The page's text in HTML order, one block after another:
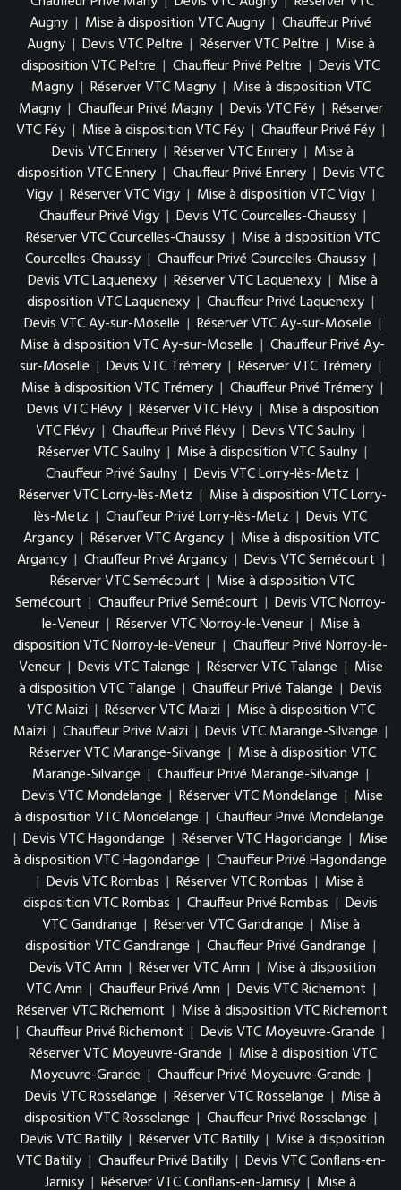
Augny | Mise à disposition VTC Augny | Chauffeur Privé
Augny | Devis VTC Peltre | Réserver VTC Peltre | Mise à
disposition VTC Peltre | Chauffeur Privé Peltre | Devis VTC
Magny | Réserver VTC Magny | Mise à disposition VTC
Magny | Chauffeur Privé Magny | Devis VTC Féy | Réserver
VTC Féy | Mise à disposition VTC Féy | Chauffeur Privé Féy |
Devis VTC Ennery | Réserver VTC Ennery | Mise à
disposition VTC Ennery | Chauffeur Privé Ennery | Devis VTC
Vigy | Réserver VTC Vigy | Mise à disposition VTC Vigy |
Chauffeur Privé Vigy | Devis VTC Courcelles-Chaussy |
Réserver VTC Courcelles-Chaussy | Mise à disposition VTC
Courcelles-Chaussy | Chauffeur Privé Courcelles-Chaussy |
Devis VTC Laquenexy | Réserver VTC Laquenexy | Mise à
disposition VTC Laquenexy | Chauffeur Privé Laquenexy |
Devis VTC Ay-sur-Moselle | Réserver VTC Ay-sur-Moselle |
Mise à disposition VTC Ay-sur-Moselle | Chauffeur Privé Ay-
sur-Moselle | Devis VTC Trémery | Réserver VTC Trémery |
Mise à disposition VTC Trémery | Chauffeur Privé Trémery |
Devis VTC Flévy | Réserver VTC Flévy | Mise à disposition
VTC Flévy | Chauffeur Privé Flévy | Devis VTC Saulny |
Réserver VTC Saulny | Mise à disposition VTC Saulny |
Chauffeur Privé Saulny | Devis VTC Lorry-lès-Metz |
Réserver VTC Lorry-lès-Metz | Mise à disposition VTC Lorry-
lès-Metz | Chauffeur Privé Lorry-lès-Metz | Devis VTC
Argancy | Réserver VTC Argancy | Mise à disposition VTC
Argancy | Chauffeur Privé Argancy | Devis VTC Semécourt |
Réserver VTC Semécourt | Mise à disposition VTC
Semécourt | Chauffeur Privé Semécourt | Devis VTC Norroy-
le-Veneur | Réserver VTC Norroy-le-Veneur | Mise à
disposition VTC Norroy-le-Veneur | Chauffeur Privé Norroy-le-
Veneur | Devis VTC Talange | Réserver VTC Talange | Mise
à disposition VTC Talange | Chauffeur Privé Talange | Devis
VTC Maizi | Réserver VTC Maizi | Mise à disposition VTC
Maizi | Chauffeur Privé Maizi | Devis VTC Marange-Silvange |
Réserver VTC Marange-Silvange | Mise à disposition VTC
Marange-Silvange | Chauffeur Privé Marange-Silvange |
Devis VTC Mondelange | Réserver VTC Mondelange | Mise
à disposition VTC Mondelange | Chauffeur Privé Mondelange
| Devis VTC Hagondange | Réserver VTC Hagondange | Mise
à disposition VTC Hagondange | Chauffeur Privé Hagondange
| Devis VTC Rombas | Réserver VTC Rombas | Mise à
disposition VTC Rombas | Chauffeur Privé Rombas | Devis
VTC Gandrange | Réserver VTC Gandrange | Mise à
disposition VTC Gandrange | Chauffeur Privé Gandrange |
Devis VTC Amn | Réserver VTC Amn | Mise à disposition
VTC Amn | Chauffeur Privé Amn | Devis VTC Richemont |
Réserver VTC Richemont | Mise à disposition VTC Richemont
| Chauffeur Privé Richemont | Devis VTC Moyeuvre-Grande |
Réserver VTC Moyeuvre-Grande | Mise à disposition VTC
Moyeuvre-Grande | Chauffeur Privé Moyeuvre-Grande |
Devis VTC Rosselange | Réserver VTC Rosselange | Mise à
disposition VTC Rosselange | Chauffeur Privé Rosselange |
Devis VTC Batilly | Réserver VTC Batilly | Mise à disposition
VTC Batilly | Chauffeur Privé Batilly | Devis VTC Conflans-en-
Jarnisy | Réserver VTC Conflans-en-Jarnisy | Mise à